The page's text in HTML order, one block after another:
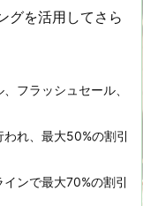
グを活用してさら
フラッシュセール、
れ、最大50%の割引
ンで最大70%の割引